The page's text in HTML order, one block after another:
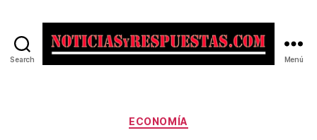
Search Menú
Categorías
ECONOMÍA